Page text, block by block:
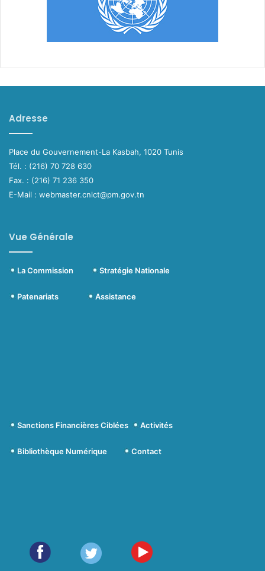
Adresse
Place du Gouvernement-La Kasbah, 1020 Tunis
Tél. : (216) 70 728 630
Fax. : (216) 71 236 350
E-Mail : webmaster.cnlct@pm.gov.tn
Vue Générale
La Commission Stratégie Nationale
Patenariats Assistance
Sanctions Financières Ciblées Activités
Bibliothèque Numérique Contact